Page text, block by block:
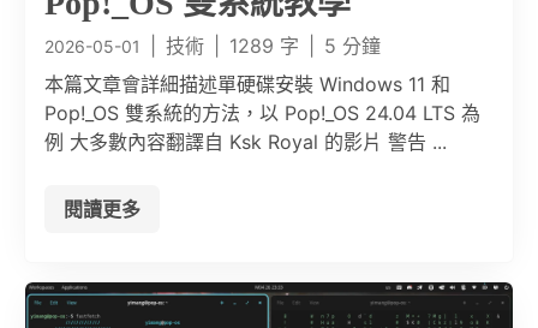
2026-05-01 技術 1289 字
5 分鐘
本篇文章會詳細描述單硬碟安裝 Windows 11 和
Pop!_OS 雙系統的方法，以 Pop!_OS 24.04 LTS 為
例 大多數內容翻譯自 Ksk Royal 的影片 警告 ...
閱讀更多